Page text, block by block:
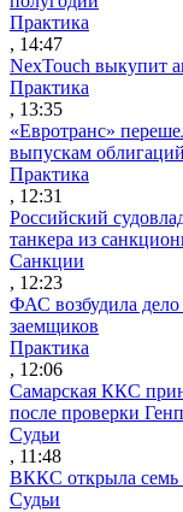
Практика
, 14:47
NexTouch выкупит
Практика
, 13:35
«Евротранс»
выпускам облигаций
Практика
, 12:31
Российский
танкера из
Санкции
, 12:23
ФАС возбудила дело
заемщиков
Практика
, 12:06
Самарская ККС
после проверки
Судьи
, 11:48
ВККС открыла семь
Судьи